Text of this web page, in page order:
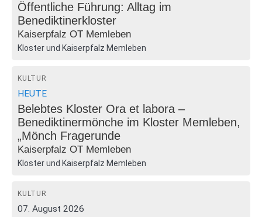
Öffentliche Führung: Alltag im
Benediktinerkloster
Kaiserpfalz OT Memleben
Kloster und Kaiserpfalz Memleben
KULTUR
HEUTE
Belebtes Kloster Ora et labora –
Benediktinermönche im Kloster Memleben,
„Mönch Fragerunde
Kaiserpfalz OT Memleben
Kloster und Kaiserpfalz Memleben
KULTUR
07. August 2026